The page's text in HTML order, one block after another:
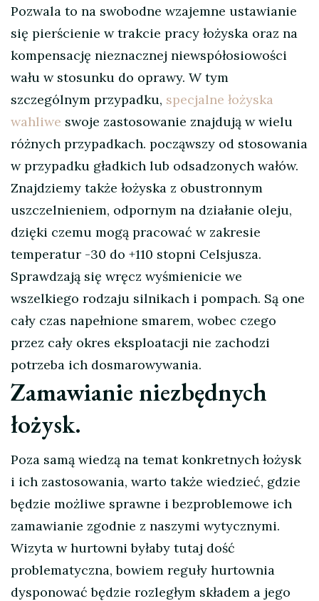
Pozwala to na swobodne wzajemne ustawianie
się pierścienie w trakcie pracy łożyska oraz na
kompensację nieznacznej niewspółosiowości
wału w stosunku do oprawy. W tym
szczególnym przypadku, specjalne łożyska
wahliwe swoje zastosowanie znajdują w wielu
różnych przypadkach. począwszy od stosowania
w przypadku gładkich lub odsadzonych wałów.
Znajdziemy także łożyska z obustronnym
uszczelnieniem, odpornym na działanie oleju,
dzięki czemu mogą pracować w zakresie
temperatur -30 do +110 stopni Celsjusza.
Sprawdzają się wręcz wyśmienicie we
wszelkiego rodzaju silnikach i pompach. Są one
cały czas napełnione smarem, wobec czego
przez cały okres eksploatacji nie zachodzi
potrzeba ich dosmarowywania.
Zamawianie niezbędnych
łożysk.
Poza samą wiedzą na temat konkretnych łożysk
i ich zastosowania, warto także wiedzieć, gdzie
będzie możliwe sprawne i bezproblemowe ich
zamawianie zgodnie z naszymi wytycznymi.
Wizyta w hurtowni byłaby tutaj dość
problematyczna, bowiem reguły hurtownia
dysponować będzie rozległym składem a jego